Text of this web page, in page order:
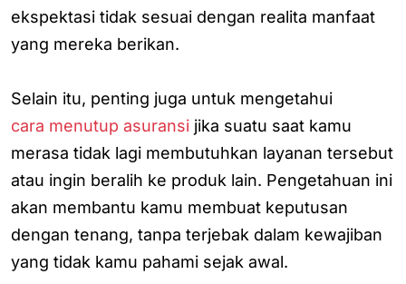
ekspektasi tidak sesuai dengan realita manfaat
yang mereka berikan.
Selain itu, penting juga untuk mengetahui
cara menutup asuransi jika suatu saat kamu
merasa tidak lagi membutuhkan layanan tersebut
atau ingin beralih ke produk lain. Pengetahuan ini
akan membantu kamu membuat keputusan
dengan tenang, tanpa terjebak dalam kewajiban
yang tidak kamu pahami sejak awal.